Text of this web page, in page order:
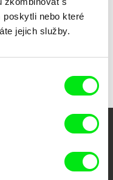
nebo které
jejich služby.